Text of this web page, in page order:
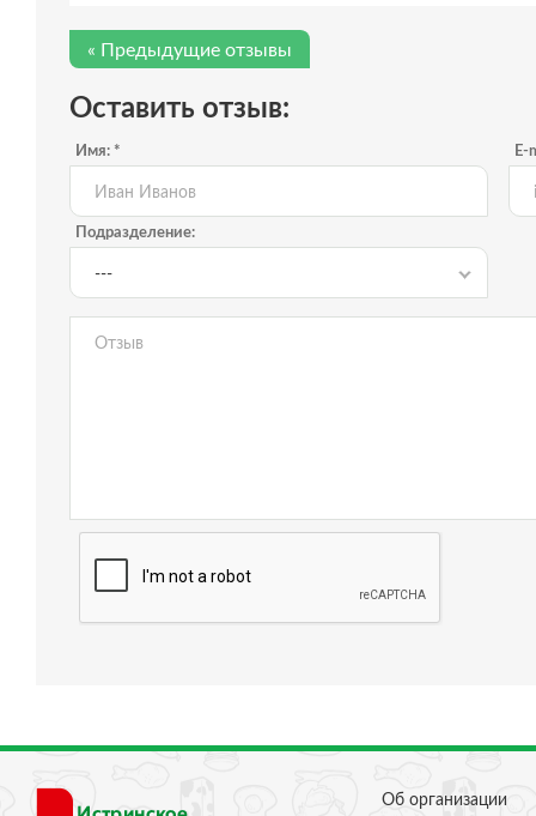
« Предыдущие отзывы
Оставить отзыв:
Имя: * E-
---
Подразделение:
Об организации